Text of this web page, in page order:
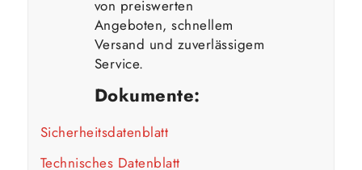
von preiswerten
Angeboten, schnellem
Versand und zuverlässigem
Service.
Dokumente:
Sicherheitsdatenblatt
Technisches Datenblatt